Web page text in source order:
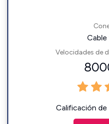
Cable
Velocidades de
Calificación de